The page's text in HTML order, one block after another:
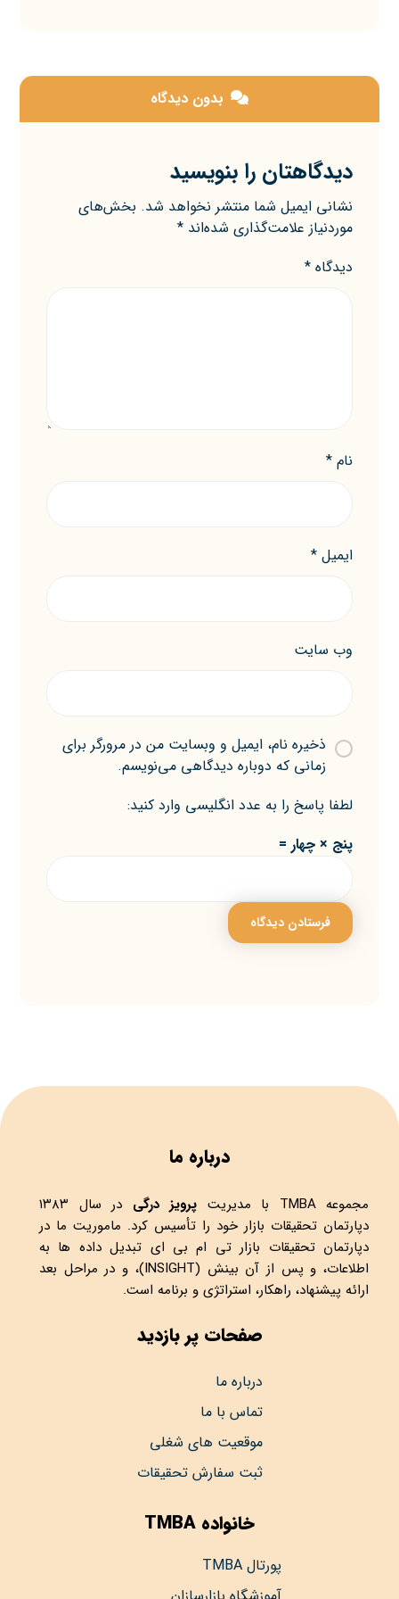
بدون دیدگاه
دیدگاهتان را بنویسید
نشانی ایمیل شما منتشر نخواهد شد. بخش‌های
موردنیاز علامت‌گذاری شده‌اند*
دیدگاه*
نام*
ایمیل*
وب‌ سایت
ذخیره نام، ایمیل و وبسایت من در مرورگر برای
زمانی که دوباره دیدگاهی می‌نویسم.
لطفا پاسخ را به عدد انگلیسی وارد کنید:
پنج × چهار =
درباره ما
مجموعهTMBA با مدیریت پرویز درگی
در سال ۱۳۸۳
دپارتمان تحقیقات بازار خود را تأسیس کرد. ماموریت ما در
دپارتمان تحقیقات بازار تی ام بی ای تبدیل داده ها به
اطلاعات، و پس از آن بینش (INSIGHT)، و در مراحل بعد
ارائه پیشنهاد، راهکار، استراتژی و برنامه است.
صفحات پر بازدید
درباره ما
تماس با ما
موقعیت های شغلی
ثبت سفارش تحقیقات
خانواده TMBA
پورتال TMBA